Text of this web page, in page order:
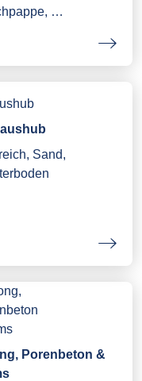
…
Sand,
Porenbeton &